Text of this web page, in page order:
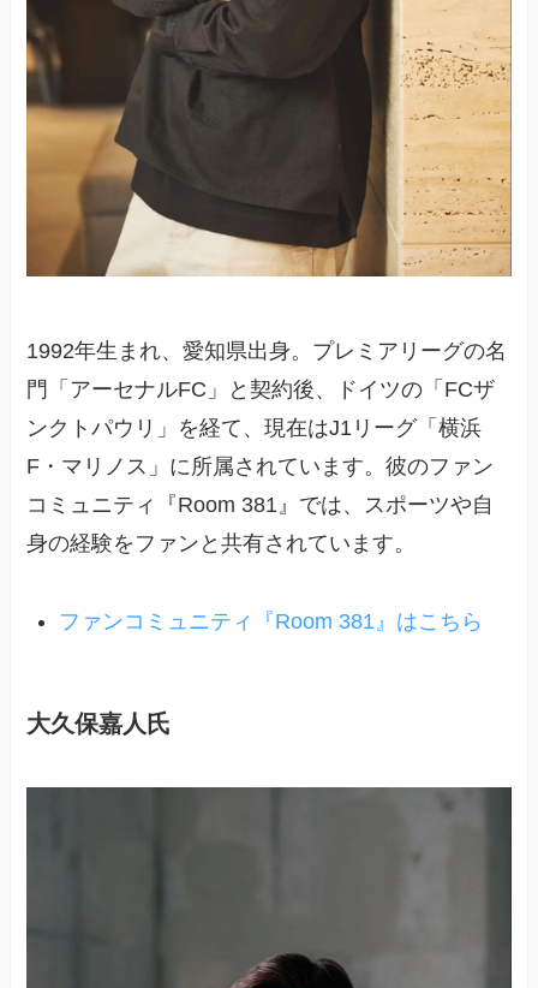
1992年生まれ、愛知県出身。プレミアリーグの名
門「アーセナルFC」と契約後、ドイツの「FCザ
ンクトパウリ」を経て、現在はJ1リーグ「横浜
F・マリノス」に所属されています。彼のファン
コミュニティ『Room 381』では、スポーツや自
身の経験をファンと共有されています。
ファンコミュニティ『Room 381』はこちら
大久保嘉人氏